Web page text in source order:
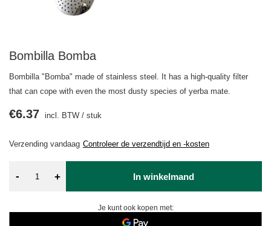
Bombilla Bomba
Bombilla "Bomba" made of stainless steel. It has a high-quality filter
that can cope with even the most dusty species of yerba mate.
Verzending vandaag Controleer de verzendtijd en -kosten
€6.37 incl. BTW / stuk
- + In winkelmand
Je kunt ook kopen met: